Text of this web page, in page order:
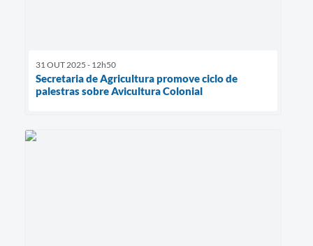
31 OUT 2025 - 12h50
Secretaria de Agricultura promove ciclo de
palestras sobre Avicultura Colonial